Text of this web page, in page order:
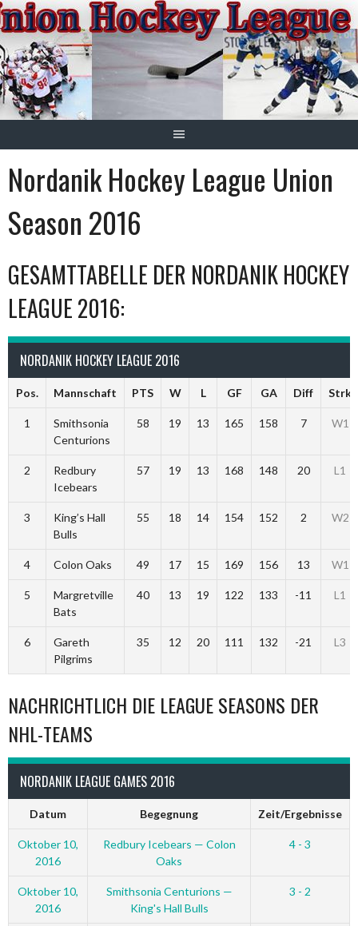
Springe
zum
Inhalt
Nordanik Hockey League Union
Season 2016
GESAMTTABELLE DER NORDANIK HOCKEY
LEAGUE 2016:
NORDANIK HOCKEY LEAGUE 2016
Pos. Mannschaft PTS W L GF GA Diff Strk
1
Smithsonia
Centurions
58 19 13 165 158 7 W1
2
Redbury
Icebears
57 19 13 168 148 20 L1
3
King’s Hall
Bulls
55 18 14 154 152 2 W2
4 Colon Oaks 49 17 15 169 156 13 W1
5
Margretville
Bats
40 13 19 122 133 -11 L1
6
Gareth
Pilgrims
35 12 20 111 132 -21 L3
NACHRICHTLICH DIE LEAGUE SEASONS DER
NHL-TEAMS
NORDANIK LEAGUE GAMES 2016
Datum Begegnung Zeit/Ergebnisse
Oktober 10,
2016
Redbury Icebears — Colon
Oaks
4 - 3
Oktober 10,
2016
Smithsonia Centurions —
King's Hall Bulls
3 - 2